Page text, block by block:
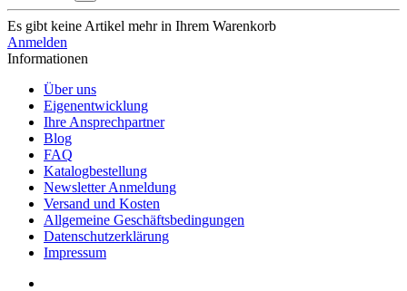
Es gibt keine Artikel mehr in Ihrem Warenkorb
Anmelden
Informationen
Über uns
Eigenentwicklung
Ihre Ansprechpartner
Blog
FAQ
Katalogbestellung
Newsletter Anmeldung
Versand und Kosten
Allgemeine Geschäftsbedingungen
Datenschutzerklärung
Impressum